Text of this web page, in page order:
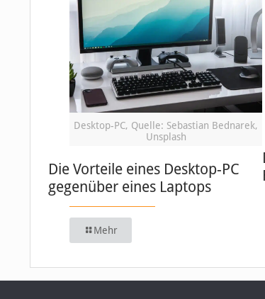
Desktop-PC, Quelle: Sebastian Bednarek,
Unsplash
Die Vorteile eines Desktop-PC
gegenüber eines Laptops
Mehr